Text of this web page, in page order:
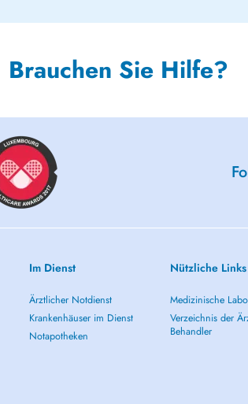
Brauchen Sie Hilfe?
Im Dienst
Ärztlicher Notdienst
Krankenhäuser im Dienst
Notapotheken
Nützliche Links
Medizinische
Verzeichnis der
Behandler